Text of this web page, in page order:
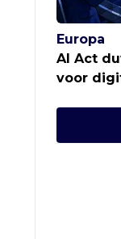
Europa
AI Act
voor